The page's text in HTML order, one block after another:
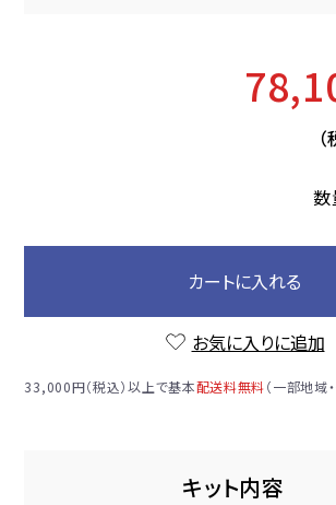
数
カートに入れる
お気に入りに追加
33,000円（税込）以上で基本配送料無料（一部地域
キット内容